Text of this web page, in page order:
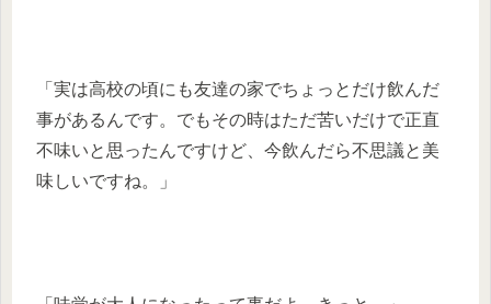
「実は高校の頃にも友達の家でちょっとだけ飲んだ
事があるんです。でもその時はただ苦いだけで正直
不味いと思ったんですけど、今飲んだら不思議と美
味しいですね。」